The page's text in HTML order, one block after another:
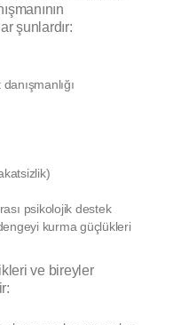
şunlardır:
psikolojik destek
kurma güçlükleri
ve bireyler